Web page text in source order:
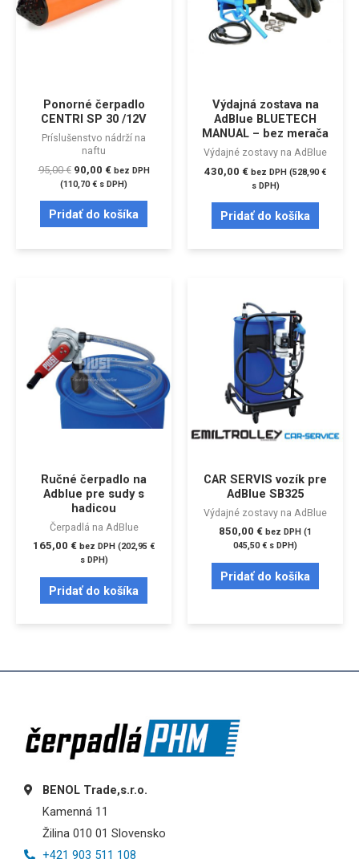
Ponorné čerpadlo
CENTRI SP 30 /12V
Príslušenstvo nádrží na
naftu
95,00€ 90,00 € bez DPH
(110,70€ s DPH)
Pridať do košíka
Výdajná zostava na
AdBlue BLUETECH
MANUAL – bez merača
Výdajné zostavy na AdBlue
430,00 € bez DPH (528,90€
s DPH)
Pridať do košíka
Ručné čerpadlo na
Adblue pre sudy s
hadicou
Čerpadlá na AdBlue
165,00 € bez DPH (202,95 €
s DPH)
Pridať do košíka
CAR SERVIS vozík pre
AdBlue SB325
Výdajné zostavy na AdBlue
850,00 € bez DPH (1
045,50€ s DPH)
Pridať do košíka
BENOL Trade,s.r.o.
Kamenná 11
Žilina 010 01 Slovensko
+421 903 511 108